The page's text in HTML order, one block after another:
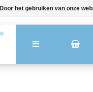
Door het gebruiken van onze